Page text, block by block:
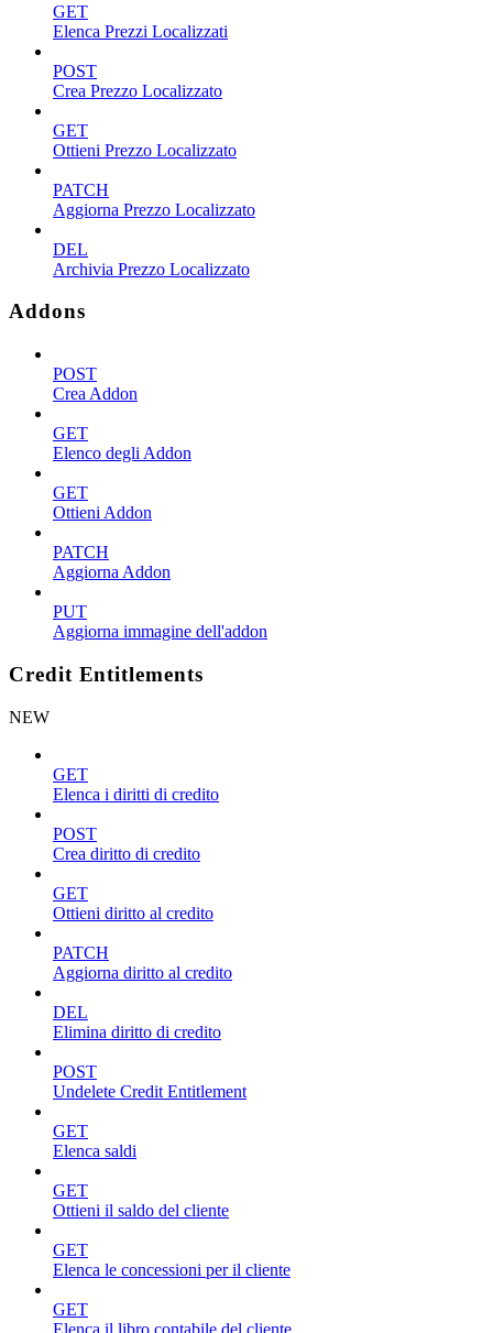
GET
Elenca Prezzi Localizzati
POST
Crea Prezzo Localizzato
GET
Ottieni Prezzo Localizzato
PATCH
Aggiorna Prezzo Localizzato
DEL
Archivia Prezzo Localizzato
Addons
POST
Crea Addon
GET
Elenco degli Addon
GET
Ottieni Addon
PATCH
Aggiorna Addon
PUT
Aggiorna immagine dell'addon
Credit Entitlements
NEW
GET
Elenca i diritti di credito
POST
Crea diritto di credito
GET
Ottieni diritto al credito
PATCH
Aggiorna diritto al credito
DEL
Elimina diritto di credito
POST
Undelete Credit Entitlement
GET
Elenca saldi
GET
Ottieni il saldo del cliente
GET
Elenca le concessioni per il cliente
GET
Elenca il libro contabile del cliente